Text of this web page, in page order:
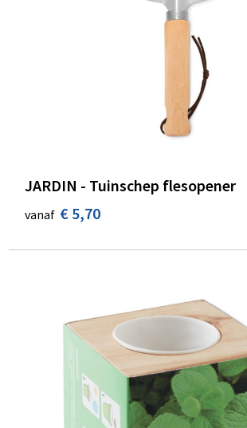
JARDIN - Tuinschep flesopener
vanaf € 5,70